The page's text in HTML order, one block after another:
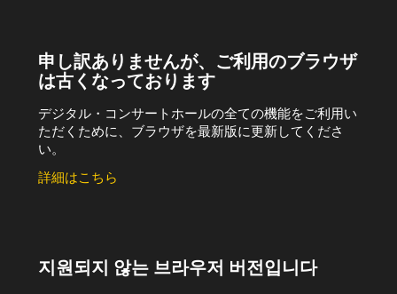
申し訳ありませんが、ご利用のブラウザ
は古くなっております
デジタル・コンサートホールの全ての機能をご利用い
ただくために、ブラウザを最新版に更新してくださ
い。
詳細はこちら
지원되지 않는 브라우저 버전입니다